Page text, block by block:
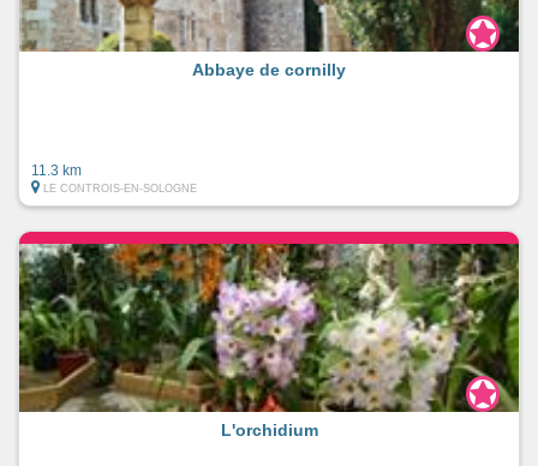
Abbaye de cornilly
11.3 km
LE CONTROIS-EN-SOLOGNE
L'orchidium